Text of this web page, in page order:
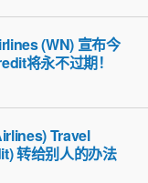
(WN) 宣布今
将永不过期！
Travel
转给别人的办法